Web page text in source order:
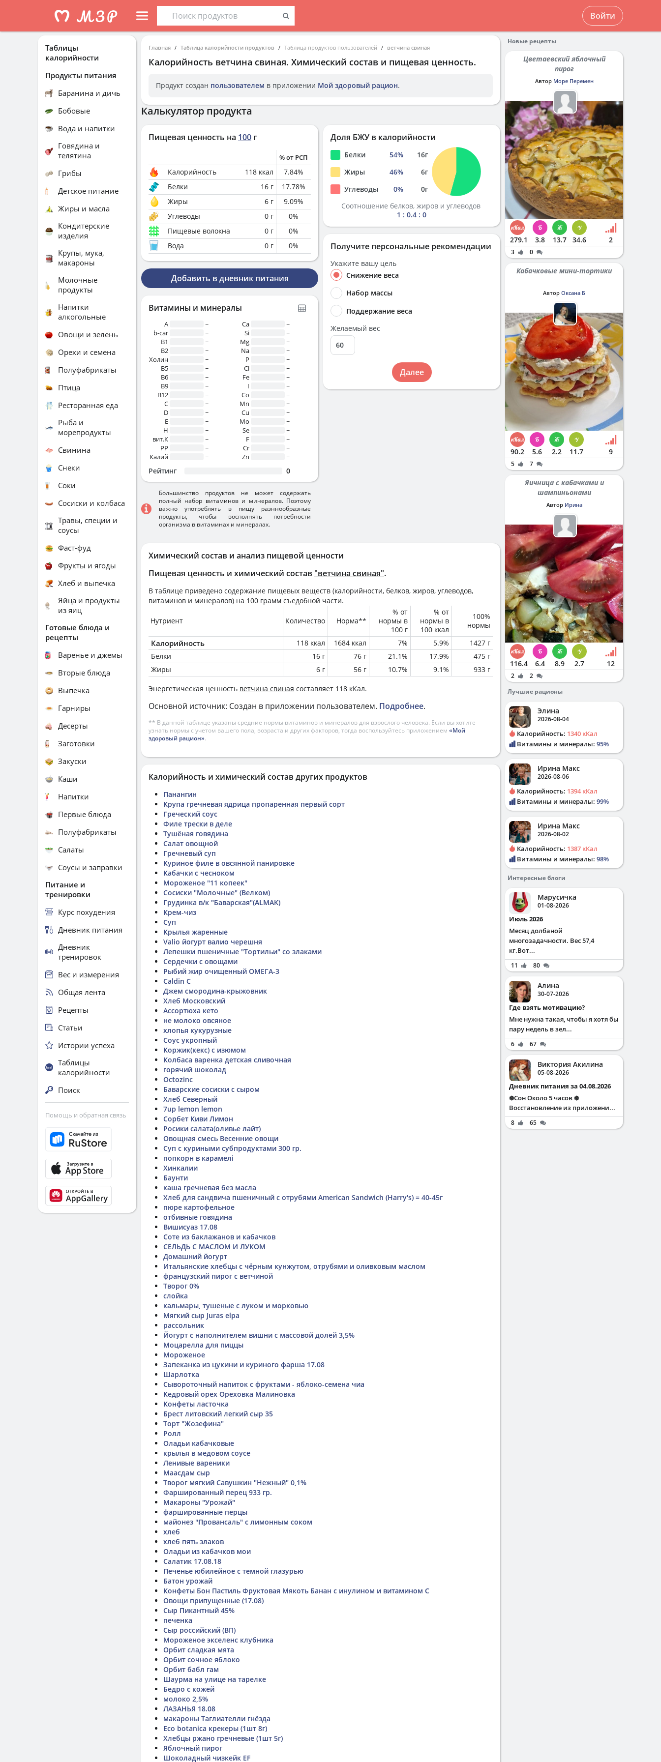
Войти
Главная Таблица калорийности продуктов Таблица продуктов пользователей ветчина свиная
Калорийность ветчина свиная. Химический состав и пищевая ценность.
Продукт создан пользователем в приложении Мой здоровый рацион.
Химический состав и анализ пищевой ценности
Пищевая ценность и химический состав "ветчина свиная".
В таблице приведено содержание пищевых веществ (калорийности, белков, жиров, углеводов,
витаминов и минералов) на 100 грамм съедобной части.
Нутриент Количество Норма**
% от
нормы в
100 г
% от
нормы в
100 ккал
100%
нормы
Калорийность 118 ккал 1684 ккал 7% 5.9%
1427 г
Белки
16 г 76 г 21.1% 17.9%
475 г
Жиры
6 г 56 г 10.7% 9.1% 933 г
Энергетическая ценность ветчина свиная составляет 118 кКал.
Основной источник: Создан в приложении пользователем. Подробнее.
** В данной таблице указаны средние нормы витаминов и минералов для взрослого человека. Если вы хотите
узнать нормы с учетом вашего пола, возраста и других факторов, тогда воспользуйтесь приложением «Мой
здоровый рацион».
Калькулятор продукта
Пищевая ценность на 100 г
% от РСП
Калорийность 118 ккал 7.84%
Белки
16 г 17.78%
Жиры
6 г 9.09%
Углеводы
0 г 0%
Пищевые волокна
0 г 0%
Вода
0 г 0%
Добавить в дневник питания
Витамины и минералы
A
~
b-car
~
В1
~
B2
~
Холин
~
B5
~
B6
~
B9
~
B12
~
C
~
D
~
E
~
H
~
вит.К
~
PP
~
Калий
~
Ca
~
Si
~
Mg
~
Na
~
P
~
Cl
~
Fe
~
I
~
Co
~
Mn
~
Cu
~
Mo
~
Se
~
F
~
Cr
~
Zn
~
Рейтинг 0
Большинство продуктов не может содержать
полный набор витаминов и минералов. Поэтому
важно употреблять в пищу разннообразные
продукты, чтобы восполнять потребности
организма в витаминах и минералах.
Доля БЖУ в калорийности
Белки 54% 16г
Жиры
46% 6г
Углеводы
0% 0г
Соотношение белков, жиров и углеводов
1 : 0.4 : 0
Получите персональные рекомендации
Укажите вашу цель
Снижение веса
Набор массы
Поддержание веса
Желаемый вес
Далее
Калорийность и химический состав других продуктов
Панангин
Крупа гречневая ядрица пропаренная первый сорт
Греческий соус
Филе трески в деле
Тушёная говядина
Салат овощной
Гречневый суп
Куриное филе в овсянной панировке
Кабачки с чесноком
Мороженое "11 копеек"
Сосиски "Молочные" (Велком)
Грудинка в/к "Баварская"(ALMAK)
Крем-чиз
Суп
Крылья жаренные
Valio йогурт валио черешня
Лепешки пшеничные "Тортильи" со злаками
Сердечки с овощами
Рыбий жир очищенный ОМЕГА-3
Caldin C
Джем смородина-крыжовник
Хлеб Московский
Ассортюха кето
не молоко овсяное
хлопья кукурузные
Соус укропный
Коржик(кекс) с изюмом
Колбаса варенка детская сливочная
горячий шоколад
Octozinc
Баварские сосиски с сыром
Хлеб Северный
7up lemon lemon
Сорбет Киви Лимон
Росики салата(оливье лайт)
Овощная смесь Весенние овощи
Суп с куриными субпродуктами 300 гр.
попкорн в карамелі
Хинкалии
Баунти
каша гречневая без масла
Хлеб для сандвича пшеничный с отрубями American Sandwich (Harry's) = 40-45г
пюре картофельное
отбивные говядина
Вишисуаз 17.08
Соте из баклажанов и кабачков
СЕЛЬДЬ С МАСЛОМ И ЛУКОМ
Домашний йогурт
Итальянские хлебцы с чёрным кунжутом, отрубями и оливковым маслом
французский пирог с ветчиной
Творог 0%
слойка
кальмары, тушеные с луком и морковью
Мягкий сыр Juras elpa
рассольник
Йогурт с наполнителем вишни с массовой долей 3,5%
Моцарелла для пиццы
Мороженое
Запеканка из цукини и куриного фарша 17.08
Шарлотка
Сывороточный напиток с фруктами - яблоко-семена чиа
Кедровый орех Ореховка Малиновка
Конфеты ласточка
Брест литовский легкий сыр 35
Торт "Жозефина"
Ролл
Оладьи кабачковые
крылья в медовом соусе
Ленивые вареники
Маасдам сыр
Творог мягкий Савушкин "Нежный" 0,1%
Фаршированный перец 933 гр.
Макароны "Урожай"
фаршированные перцы
майонез "Провансаль" с лимонным соком
хлеб
хлеб пять злаков
Оладьи из кабачков мои
Салатик 17.08.18
Печенье юбилейное с темной глазурью
Батон урожай
Конфеты Бон Пастиль Фруктовая Мякоть Банан с инулином и витамином С
Овощи припущенные (17.08)
Сыр Пикантный 45%
печенка
Сыр российский (ВП)
Мороженое экселенс клубника
Орбит сладкая мята
Орбит сочное яблоко
Орбит бабл гам
Шаурма на улице на тарелке
Бедро с кожей
молоко 2,5%
ЛАЗАНЬЯ 18.08
макароны Таглиателли гнёзда
Eco botanica крекеры (1шт 8г)
Хлебцы ржано гречневые (1шт 5г)
Яблочный пирог
Шоколадный чизкейк EF
Таблицы
калорийности
Продукты питания
Баранина и дичь
Бобовые
Вода и напитки
Говядина и
телятина
Грибы
Детское питание
Жиры и масла
Кондитерские
изделия
Крупы, мука,
макароны
Молочные
продукты
Напитки
алкогольные
Овощи и зелень
Орехи и семена
Полуфабрикаты
Птица
Ресторанная еда
Рыба и
морепродукты
Свинина
Снеки
Соки
Сосиски и колбаса
Травы, специи и
соусы
Фаст-фуд
Фрукты и ягоды
Хлеб и выпечка
Яйца и продукты
из яиц
Готовые блюда и
рецепты
Варенье и джемы
Вторые блюда
Выпечка
Гарниры
Десерты
Заготовки
Закуски
Каши
Напитки
Первые блюда
Полуфабрикаты
Салаты
Соусы и заправки
Питание и
тренировки
Курс похудения
Дневник питания
Дневник
тренировок
Вес и измерения
Общая лента
Рецепты
Статьи
Истории успеха
Таблицы
калорийности
Поиск
Помощь и обратная связь
Новые рецепты
Цветаевский яблочный
пирог
Автор Море Перемен
279.1 3.8 13.7 34.6 2
3 0
Кабачковые мини-тортики
Автор Оксана Б
90.2 5.6 2.2 11.7 9
5 7
Яичница с кабачками и
шампиньонами
Автор Ирина
116.4 6.4 8.9 2.7 12
2
2
Лучшие рационы
Элина
2026-08-04
Калорийность: 1340 кКал
Витамины и минералы: 95%
Ирина Макс
2026-08-06
Калорийность: 1394 кКал
Витамины и минералы: 99%
Ирина Макс
2026-08-02
Калорийность: 1387 кКал
Витамины и минералы: 98%
Интересные блоги
Марусичка
01-08-2026
Июль 2026
Месяц долбаной
многозадачности. Вес 57,4
кг.Вот...
11 80
Алина
30-07-2026
Где взять мотивацию?
Мне нужна такая, чтобы я хотя бы
пару недель в зел...
6 67
Виктория Акилина
05-08-2026
Дневник питания за 04.08.2026
❄️Сон Около 5 часов ❄️
Восстановление из приложени...
8 65